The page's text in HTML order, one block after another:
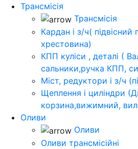
Трансмісія
Трансмісія
Кардан і з/ч( підвісний
хрестовина)
КПП куліси , деталі (
сальники,ручка КПП,
Міст, редуктори і з/ч
Щеплення і циліндри
корзина,вижимний,
Оливи
Оливи
Оливи трансмісійні